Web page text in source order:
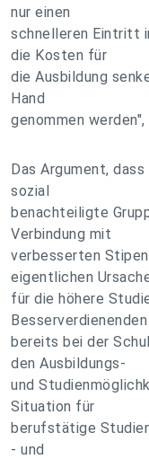
nur einen
schnelleren Eintritt
die Kosten für
die Ausbildung
Hand
genommen
Das Argument,
sozial
benachteiligte
Verbindung mit
verbesserten
eigentlichen
für die höhere
bereits bei der
den Ausbildungs-
und
Situation für
berufstätige
- und